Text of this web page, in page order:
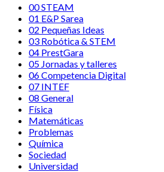
00 STEAM
01 E&P Sarea
02 Pequeñas Ideas
03 Robótica & STEM
04 PrestGara
05 Jornadas y talleres
06 Competencia Digital
07 INTEF
08 General
Física
Matemáticas
Problemas
Química
Sociedad
Universidad